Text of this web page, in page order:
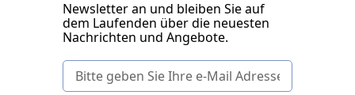
Newsletter an und bleiben Sie auf
dem Laufenden über die neuesten
Nachrichten und Angebote.